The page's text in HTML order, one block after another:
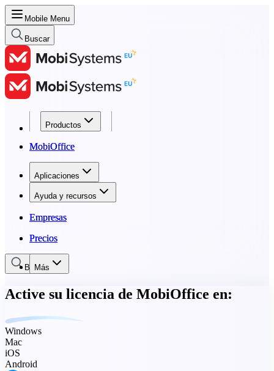
Mobile Menu
Buscar
Productos
MobiOffice
Aplicaciones
Ayuda y recursos
Empresas
Precios
Más
Productos
MobiOffice
Aplicaciones
Ayuda y recursos
Empresas
Precios
Buscar
Active su licencia de MobiOffice en:
Windows
Mac
iOS
Android